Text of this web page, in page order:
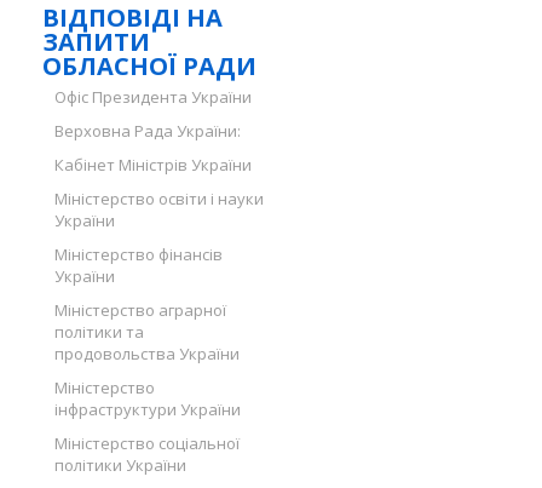
ВІДПОВІДІ НА
ЗАПИТИ
ОБЛАСНОЇ РАДИ
Офіс Президента України
Верховна Рада України:
Кабінет Міністрів України
Міністерство освіти і науки
України
Міністерство фінансів
України
Міністерство аграрної
політики та
продовольства України
Міністерство
інфраструктури України
Міністерство соціальної
політики України